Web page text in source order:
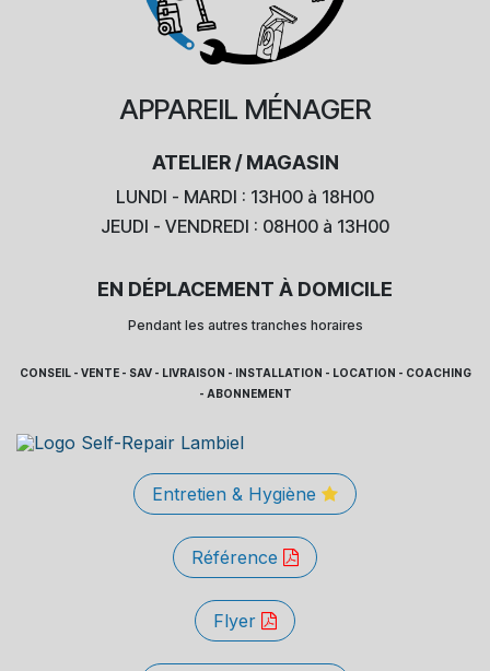
APPAREIL MÉNAGER
ATELIER / MAGASIN
LUNDI - MARDI : 13H00 à 18H00
JEUDI - VENDREDI : 08H00 à 13H00
EN DÉPLACEMENT À DOMICILE
Pendant les autres tranches horaires
CONSEIL - VENTE - SAV - LIVRAISON - INSTALLATION - LOCATION - COACHING
- ABONNEMENT
Entretien & Hygiène
Référence
Flyer